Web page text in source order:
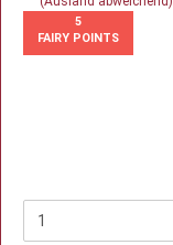
5
FAIRY POINTS